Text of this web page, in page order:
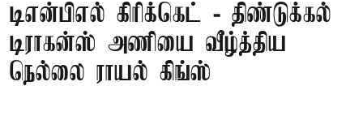
டிஎன்பிஎல் கிரிக்கெட் - திண்டுக்கல்
டிராகன்ஸ் அணியை வீழ்த்திய
நெல்லை ராயல் கிங்ஸ்